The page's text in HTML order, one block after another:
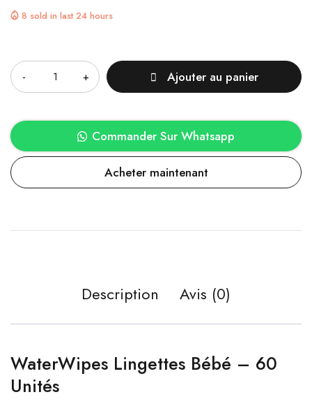
8 sold in last 24 hours
Ajouter au panier
Commander Sur Whatsapp
Acheter maintenant
Description Avis (0)
WaterWipes Lingettes Bébé – 60
Unités